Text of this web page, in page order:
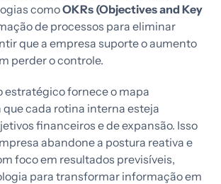
comoOKRs (Objectives and Key
de processos para eliminar
que a empresa suporte o aumento
perder o controle.
estratégico fornece o mapa
que cada rotina interna esteja
financeiros e de expansão. Isso
abandone a postura reativa e
foco em resultados previsíveis,
para transformar informação em